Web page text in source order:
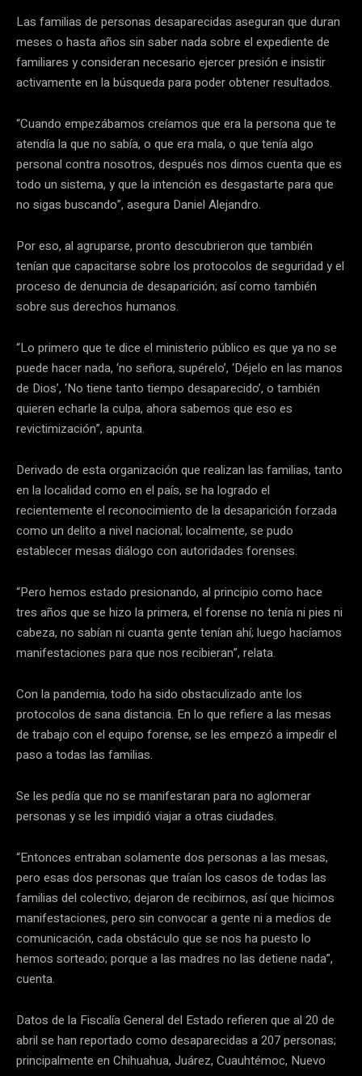
Las familias de personas desaparecidas aseguran que duran
meses o hasta años sin saber nada sobre el expediente de
familiares y consideran necesario ejercer presión e insistir
activamente en la búsqueda para poder obtener resultados.
“Cuando empezábamos creíamos que era la persona que te
atendía la que no sabía, o que era mala, o que tenía algo
personal contra nosotros, después nos dimos cuenta que es
todo un sistema, y que la intención es desgastarte para que
no sigas buscando”, asegura Daniel Alejandro.
Por eso, al agruparse, pronto descubrieron que también
tenían que capacitarse sobre los protocolos de seguridad y el
proceso de denuncia de desaparición; así como también
sobre sus derechos humanos.
“Lo primero que te dice el ministerio público es que ya no se
puede hacer nada, ‘no señora, supérelo’, ‘Déjelo en las manos
de Dios’, ‘No tiene tanto tiempo desaparecido’, o también
quieren echarle la culpa, ahora sabemos que eso es
revictimización”, apunta.
Derivado de esta organización que realizan las familias, tanto
en la localidad como en el país, se ha logrado el
recientemente el reconocimiento de la desaparición forzada
como un delito a nivel nacional; localmente, se pudo
establecer mesas diálogo con autoridades forenses.
“Pero hemos estado presionando, al principio como hace
tres años que se hizo la primera, el forense no tenía ni pies ni
cabeza, no sabían ni cuanta gente tenían ahí; luego hacíamos
manifestaciones para que nos recibieran”, relata.
Con la pandemia, todo ha sido obstaculizado ante los
protocolos de sana distancia. En lo que refiere a las mesas
de trabajo con el equipo forense, se les empezó a impedir el
paso a todas las familias.
Se les pedía que no se manifestaran para no aglomerar
personas y se les impidió viajar a otras ciudades.
“Entonces entraban solamente dos personas a las mesas,
pero esas dos personas que traían los casos de todas las
familias del colectivo; dejaron de recibirnos, así que hicimos
manifestaciones, pero sin convocar a gente ni a medios de
comunicación, cada obstáculo que se nos ha puesto lo
hemos sorteado; porque a las madres no las detiene nada”,
cuenta.
Datos de la Fiscalía General del Estado refieren que al 20 de
abril se han reportado como desaparecidas a 207 personas;
principalmente en Chihuahua, Juárez, Cuauhtémoc, Nuevo